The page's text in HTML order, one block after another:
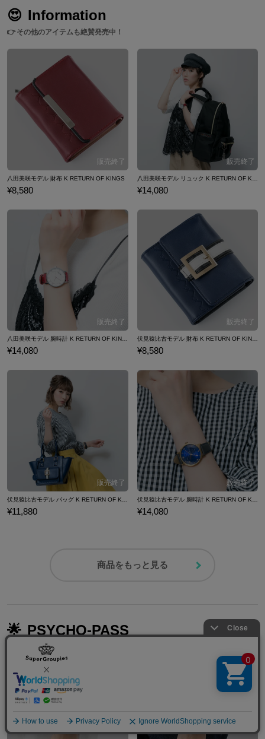
😍 Information
👉その他のアイテムも絶賛発売中！
八田美咲モデル 財布 K RETURN OF KINGS
¥8,580 ¥14,080
八田美咲モデル 腕時計 K RETURN OF KINGS
¥14,080
伏見猿比古モデル 財布 K RETURN OF KINGS
¥8,580
¥11,880 ¥14,080
商品をもっと見る
🌟 PSYCHO-PASS
その他の人気タイトル商品も絶賛発売中！